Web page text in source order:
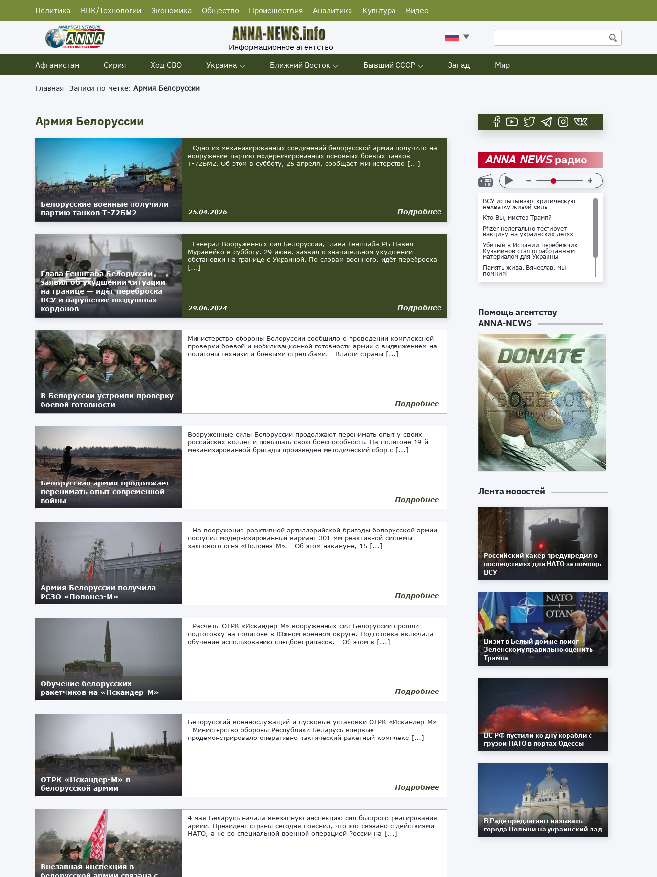
Политика ВПК/Технологии Экономика Общество Происшествия Аналитика Культура Видео
Информационное агентство
Афганистан
Сирия Ход СВО Украина Ближний Восток Бывший СССР Запад Мир
Главная Записи по метке: Армия Белоруссии
Армия Белоруссии
Белорусские военные получили
партию танков Т-72БМ2
Одно из механизированных соединений белорусской армии получило на
вооружение партию модернизированных основных боевых танков
Т-72БМ2. Об этом в субботу, 25 апреля, сообщает Министерство [...]
25.04.2026 Подробнее
Глава Генштаба Белоруссии
заявил об ухудшении ситуации
на границе — идёт переброска
ВСУ и нарушение воздушных
кордонов
Генерал Вооружённых сил Белоруссии, глава Генштаба РБ Павел
Муравейко в субботу, 29 июня, заявил о значительном ухудшении
обстановки на границе с Украиной. По словам военного, идёт переброска
[...]
29.06.2024 Подробнее
В Белоруссии устроили проверку
боевой готовности
Министерство обороны Белоруссии сообщило о проведении комплексной
проверки боевой и мобилизационной готовности армии с выдвижением на
полигоны техники и боевыми стрельбами. Власти страны [...]
11.03.2024 Подробнее
Белорусская армия продолжает
перенимать опыт современной
войны
Вооруженные силы Белоруссии продолжают перенимать опыт у своих
российских коллег и повышать свою боеспособность. На полигоне 19-й
механизированной бригады произведен методический сбор с [...]
06.03.2024 Подробнее
Армия Белоруссии получила
РСЗО «Полонез-М»
На вооружение реактивной артиллерийской бригады белорусской армии
поступил модернизированный вариант 301-мм реактивной системы
залпового огня «Полонез-М». Об этом накануне, 15 [...]
16.11.2023 Подробнее
Обучение белорусских
ракетчиков на «Искандер-М»
Расчёты ОТРК «Искандер-М» вооруженных сил Белоруссии прошли
подготовку на полигоне в Южном военном округе. Подготовка включала
обучение использованию спецбоеприпасов. Об этом в [...]
26.04.2023 Подробнее
ОТРК «Искандер-М» в
белорусской армии
Белорусский военнослужащий и пусковые установки ОТРК «Искандер-М»
Министерство обороны Республики Беларусь впервые
продемонстрировало оперативно-тактический ракетный комплекс [...]
01.02.2023 Подробнее
Внезапная инспекция в
белорусской армии связана с
4 мая Беларусь начала внезапную инспекцию сил быстрого реагирования
армии. Президент страны сегодня пояснил, что это связано с действиями
НАТО, а не со специальной военной операцией России на [...]
ANNA NEWSрадио
ВСУ испытывают критическую
нехватку живой силы
Кто Вы, мистер Трамп?
Pfizer нелегально тестирует
вакцину на украинских детях
Убитый в Испании перебежчик
Кузьминов стал отработанным
материалом для Украины
Память жива. Вячеслав, мы
помним!
Не доставайся ты никому!
Помощь агентству
ANNA-NEWS
Лента новостей
Российский хакер предупредил о
последствиях для НАТО за помощь
ВСУ
Визит в Белый дом не помог
Зеленскому правильно оценить
Трампа
ВС РФ пустили ко дну корабли с
грузом НАТО в портах Одессы
В Раде предлагают называть
города Польши на украинский лад